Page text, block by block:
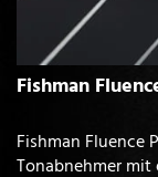
Fishman
Fishman Fluence
Tonabnehmer